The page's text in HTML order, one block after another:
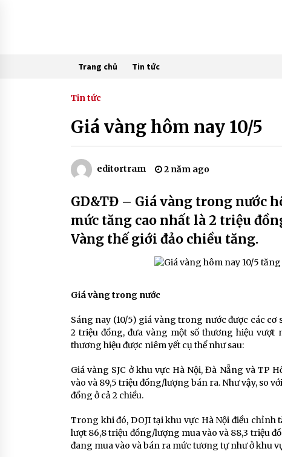
Trang chủ Tin tức
Tin tức
Giá vàng hôm nay 10/5
editortram 2 năm ago
GD&TĐ – Giá vàng trong nước
mức tăng cao nhất là 2 triệu
Vàng thế giới đảo chiều tăng.
Giá vàng trong nước
Sáng nay (10/5) giá vàng trong nước được các
2 triệu đồng, đưa vàng một số thương hiệu
thương hiệu được niêm yết cụ thể như sau:
Giá vàng SJC ở khu vực Hà Nội, Đà Nẵng và TP
vào và 89,5 triệu đồng/lượng bán ra. Như vậy, so
đồng ở cả 2 chiều.
Trong khi đó, DOJI tại khu vực Hà Nội điều
lượt 86,8 triệu đồng/lượng mua vào và 88,3 triệu
đang mua vào và bán ra mức tương tự như ở khu